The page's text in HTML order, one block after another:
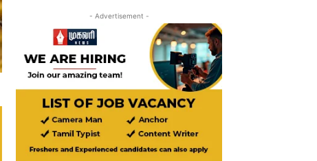
- Advertisement -